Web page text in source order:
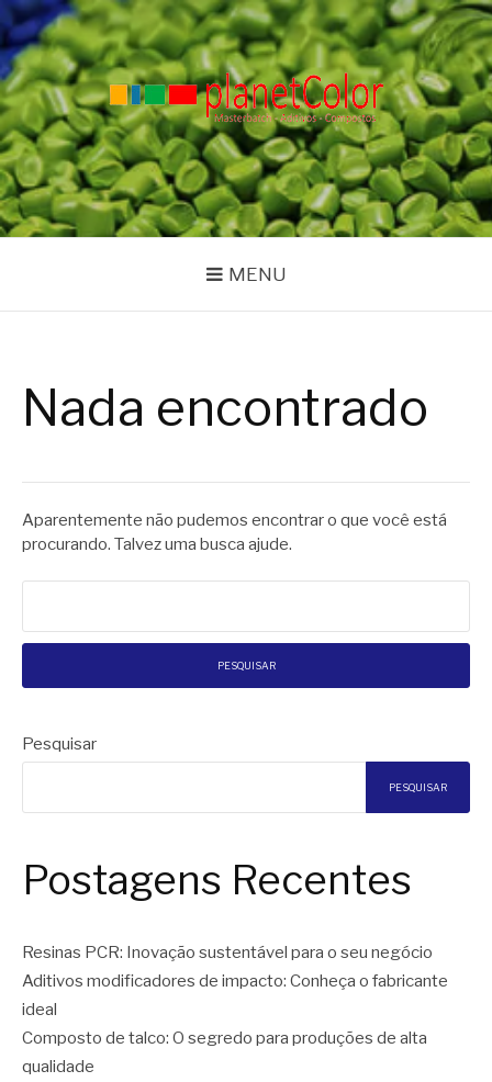
Pular
para
o
conteúdo
PLANET COLOR
Blog
MENU
Nada encontrado
Aparentemente não pudemos encontrar o que você está
procurando. Talvez uma busca ajude.
Pesquisar
PESQUISAR
Postagens Recentes
Resinas PCR: Inovação sustentável para o seu negócio
Aditivos modificadores de impacto: Conheça o fabricante
ideal
Composto de talco: O segredo para produções de alta
qualidade